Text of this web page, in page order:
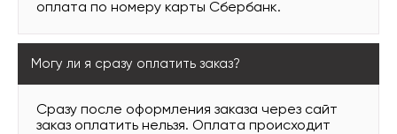
оплата по номеру карты Сбербанк.
Могу ли я сразу оплатить заказ?
Сразу после оформления заказа через сайт
заказ оплатить нельзя. Оплата происходит